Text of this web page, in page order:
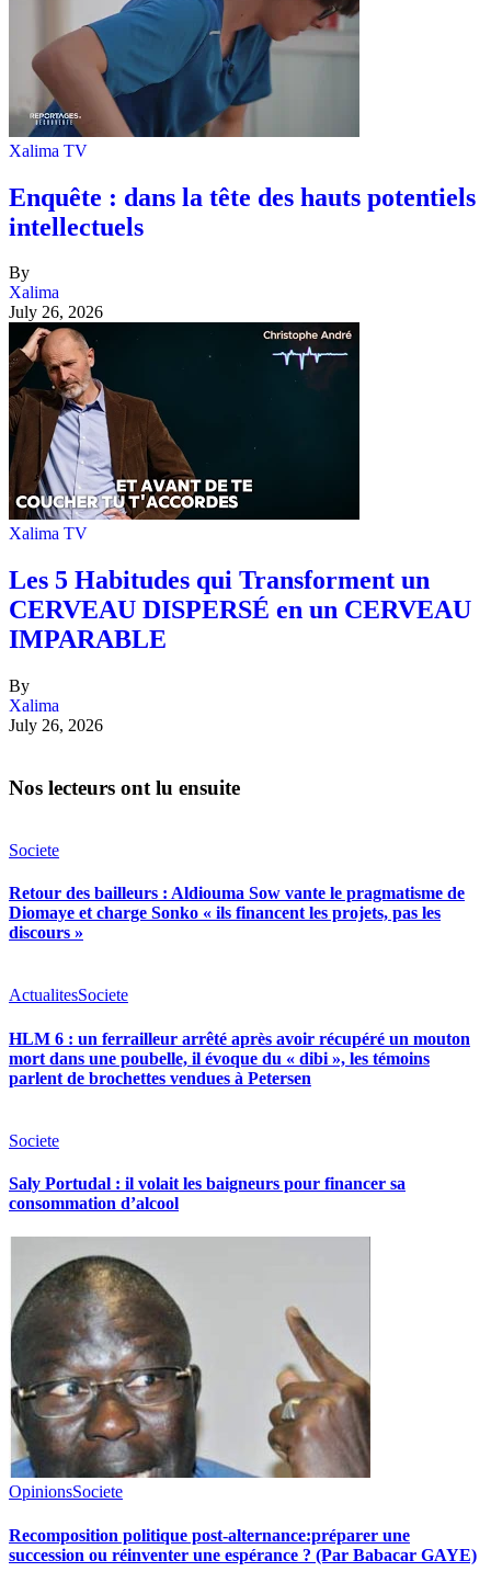
Xalima TV
Enquête : dans la tête des hauts potentiels
intellectuels
By
Xalima
July 26, 2026
Xalima TV
Les 5 Habitudes qui Transforment un
CERVEAU DISPERSÉ en un CERVEAU
IMPARABLE
By
Xalima
July 26, 2026
Nos lecteurs ont lu ensuite
Societe
Retour des bailleurs : Aldiouma Sow vante le pragmatisme de
Diomaye et charge Sonko « ils financent les projets, pas les
discours »
ActualitesSociete
HLM 6 : un ferrailleur arrêté après avoir récupéré un mouton
mort dans une poubelle, il évoque du « dibi », les témoins
parlent de brochettes vendues à Petersen
Societe
Saly Portudal : il volait les baigneurs pour financer sa
consommation d’alcool
OpinionsSociete
Recomposition politique post-alternance:préparer une
succession ou réinventer une espérance ? (Par Babacar GAYE)